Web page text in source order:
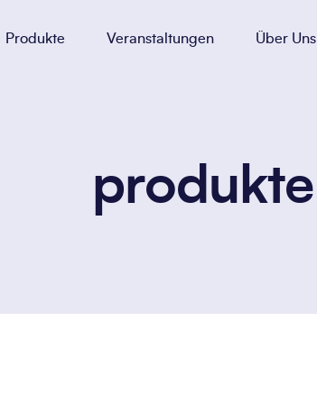
Produkte Veranstaltungen Über Uns
produkte